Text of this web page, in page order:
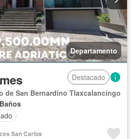
Departamento
Destacado
de San Bernardino Tlaxcalancingo
San Carlos